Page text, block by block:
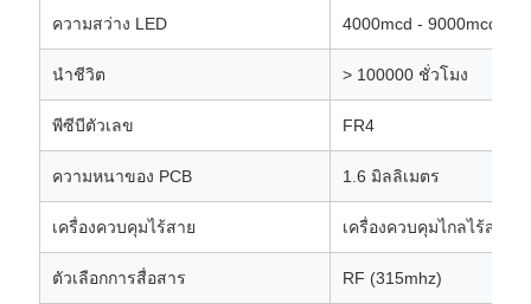
ความสว่าง LED 4000mcd - 9000mcd
นําชีวิต > 100000 ชั่วโมง
พีซีบีตัวเลข FR4
ความหนาของ PCB 1.6 มิลลิเมตร
เครื่องควบคุมไร้สาย เครื่องควบคุมไกลไร้สาย
ตัวเลือกการสื่อสาร RF (315mhz)